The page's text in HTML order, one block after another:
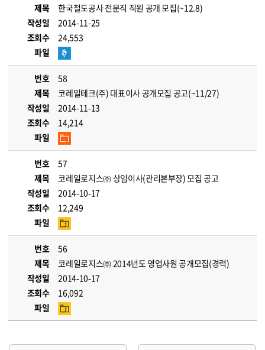
제목
한국철도공사 전문직 직원 공개 모집(~12.8)
작성일
2014-11-25
조회수
24,553
파일
번호
58
제목
코레일테크(주) 대표이사 공개모집 공고(~11/27)
작성일
2014-11-13
조회수
14,214
파일
번호
57
제목
코레일로지스㈜ 상임이사(관리본부장) 모집 공고
작성일
2014-10-17
조회수
12,249
파일
번호
56
제목
코레일로지스㈜ 2014년도 영업사원 공개모집(경력)
작성일
2014-10-17
조회수
16,092
파일